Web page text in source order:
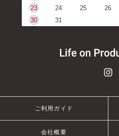
23
24 25 26
30
31
ご利用ガイド
会社概要